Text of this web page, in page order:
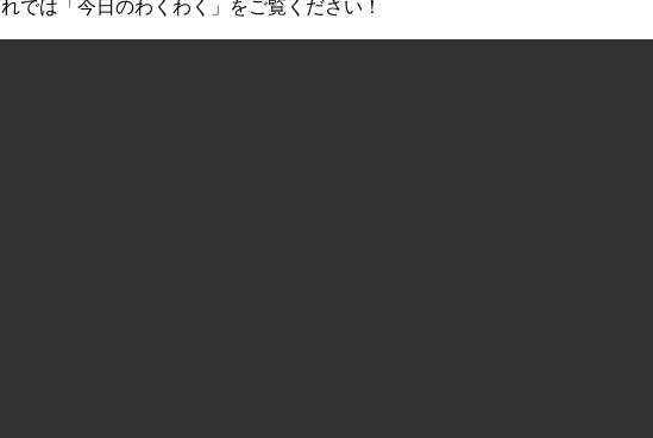
では「今日のわくわく」をご覧ください！